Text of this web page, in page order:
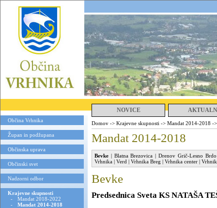
NOVICE
Občina Vrhnika
Župan in podžupana
Občinska uprava
Občinski svet
Nadzorni odbor
Krajevne skupnosti
-
Mandat 2018-2022
-
Mandat 2014-2018
Domov -> Krajevne skupnosti -> Mandat 2014-2018 -
Mandat 2014-2018
Bevke | Blatna Brezovica | Drenov Grič-Lesno Brdo
Vrhnika | Verd | Vrhnika Breg | Vrhnika center |
Bevke
Predsednica Sveta KS NATAŠA